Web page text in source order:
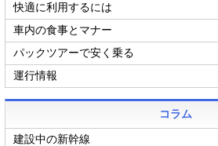
快適に利用するには
車内の食事とマナー
パックツアーで安く乗る
運行情報
コラム
建設中の新幹線